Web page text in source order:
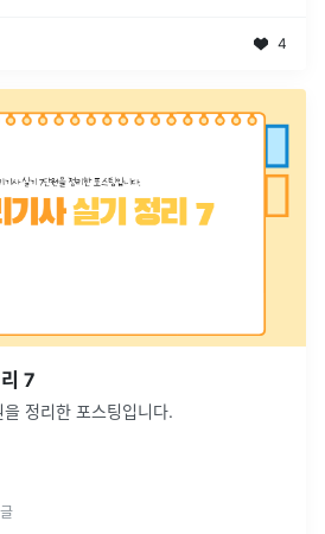
4
7
정리한 포스팅입니다.